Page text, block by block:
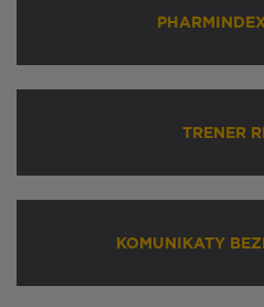
TRENER
KOMUNIKATY